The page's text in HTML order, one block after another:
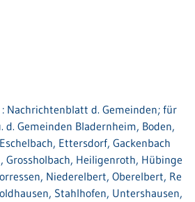
Nachrichtenblatt d. Gemeinden; für
d. Gemeinden Bladernheim, Boden,
Ettersdorf, Gackenbach
Grossholbach, Heiligenroth, Hübinge
Niederelbert, Oberelbert, Re
Stahlhofen, Untershausen,